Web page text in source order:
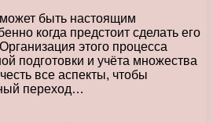
быть настоящим
когда предстоит сделать его
этого процесса
подготовки и учёта множества
все аспекты, чтобы
переход…